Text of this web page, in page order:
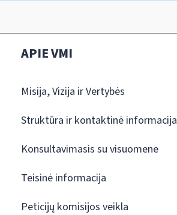
APIE VMI
Misija, Vizija ir Vertybės
Struktūra ir kontaktinė informacija
Konsultavimasis su visuomene
Teisinė informacija
Peticijų komisijos veikla